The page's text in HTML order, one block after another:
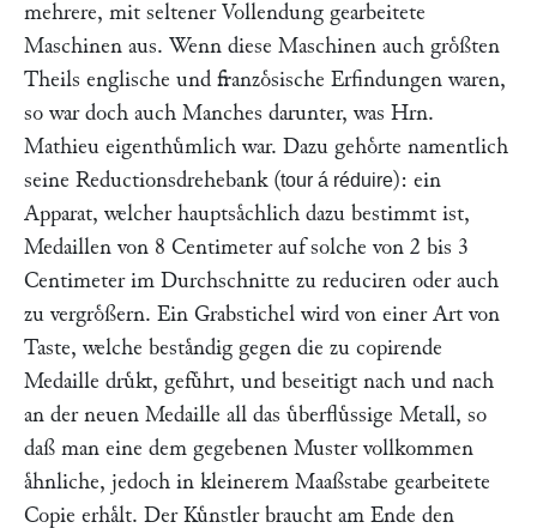
mehrere, mit seltener Vollendung gearbeitete
Maschinen aus. Wenn diese Maschinen auch groͤßten
Theils englische und franzoͤsische Erfindungen waren,
so war doch auch Manches darunter, was Hrn.
Mathieu eigenthuͤmlich war. Dazu gehoͤrte namentlich
seine Reductionsdrehebank (tour á réduire): ein
Apparat, welcher hauptsaͤchlich dazu bestimmt ist,
Medaillen von 8 Centimeter auf solche von 2 bis 3
Centimeter im Durchschnitte zu reduciren oder auch
zu vergroͤßern. Ein Grabstichel wird von einer Art von
Taste, welche bestaͤndig gegen die zu copirende
Medaille druͤkt, gefuͤhrt, und beseitigt nach und nach
an der neuen Medaille all das uͤberfluͤssige Metall, so
daß man eine dem gegebenen Muster vollkommen
aͤhnliche, jedoch in kleinerem Maaßstabe gearbeitete
Copie erhaͤlt. Der Kuͤnstler braucht am Ende den